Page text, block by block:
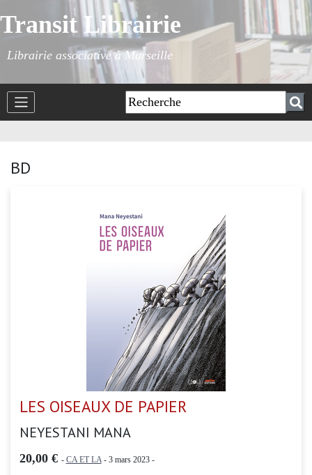
Transit Librairie
Librairie associative à Marseille
BD
LES OISEAUX DE PAPIER
NEYESTANI MANA
20,00 € - CA ET LA- 3 mars 2023 -